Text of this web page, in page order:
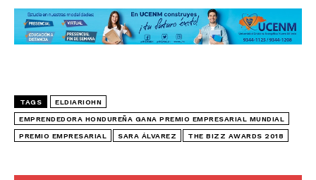
TAGS ELDIARIOHN
EMPRENDEDORA HONDUREÑA GANA PREMIO EMPRESARIAL MUNDIAL
PREMIO EMPRESARIAL SARA ÁLVAREZ THE BIZZ AWARDS 2018